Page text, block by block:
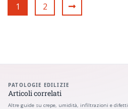
1 2
PATOLOGIE EDILIZIE
Articoli correlati
Altre guide su crepe, umidità, infiltrazioni e difetti.